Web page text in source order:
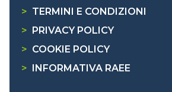
> TERMINI E CONDIZIONI
>
PRIVACY POLICY
> COOKIE POLICY
>
INFORMATIVA RAEE